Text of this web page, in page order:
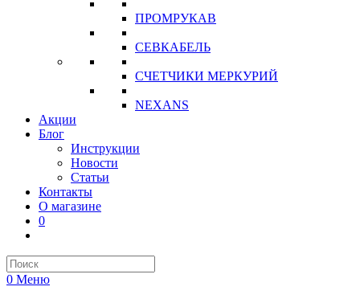
ПРОМРУКАВ
СЕВКАБЕЛЬ
СЧЕТЧИКИ МЕРКУРИЙ
NEXANS
Акции
Блог
Инструкции
Новости
Статьи
Контакты
О магазине
0
0 Меню